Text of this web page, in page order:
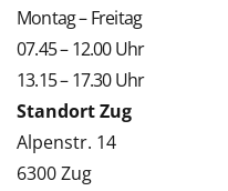
Montag – Freitag
07.45 – 12.00 Uhr
13.15 – 17.30 Uhr
Standort Zug
Alpenstr. 14
6300 Zug